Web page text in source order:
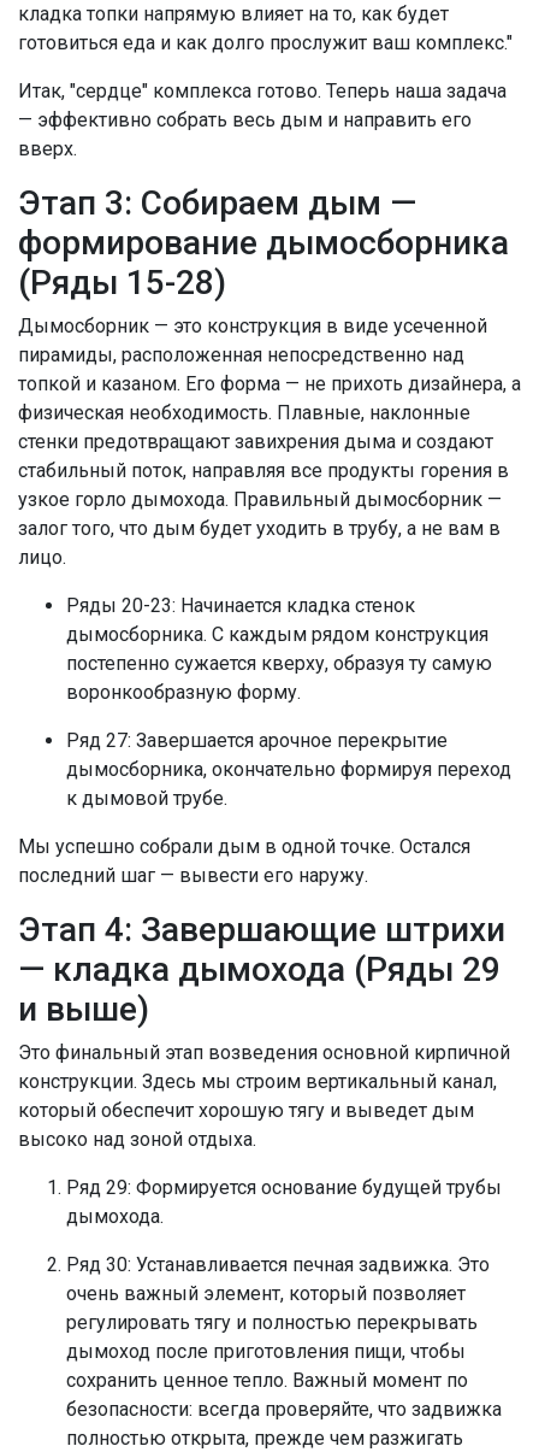
кладка топки напрямую влияет на то, как будет
готовиться еда и как долго прослужит ваш комплекс."
Итак, "сердце" комплекса готово. Теперь наша задача
— эффективно собрать весь дым и направить его
вверх.
Этап 3: Собираем дым —
формирование дымосборника
(Ряды 15-28)
Дымосборник — это конструкция в виде усеченной
пирамиды, расположенная непосредственно над
топкой и казаном. Его форма — не прихоть дизайнера, а
физическая необходимость. Плавные, наклонные
стенки предотвращают завихрения дыма и создают
стабильный поток, направляя все продукты горения в
узкое горло дымохода. Правильный дымосборник —
залог того, что дым будет уходить в трубу, а не вам в
лицо.
Ряды 20-23: Начинается кладка стенок
дымосборника. С каждым рядом конструкция
постепенно сужается кверху, образуя ту самую
воронкообразную форму.
Ряд 27: Завершается арочное перекрытие
дымосборника, окончательно формируя переход
к дымовой трубе.
Мы успешно собрали дым в одной точке. Остался
последний шаг — вывести его наружу.
Этап 4: Завершающие штрихи
— кладка дымохода (Ряды 29
и выше)
Это финальный этап возведения основной кирпичной
конструкции. Здесь мы строим вертикальный канал,
который обеспечит хорошую тягу и выведет дым
высоко над зоной отдыха.
Ряд 29: Формируется основание будущей трубы
дымохода.
Ряд 30: Устанавливается печная задвижка. Это
очень важный элемент, который позволяет
регулировать тягу и полностью перекрывать
дымоход после приготовления пищи, чтобы
сохранить ценное тепло. Важный момент по
безопасности: всегда проверяйте, что задвижка
полностью открыта, прежде чем разжигать